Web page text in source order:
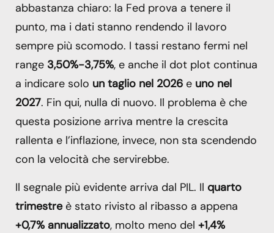
abbastanza chiaro: la Fed prova a tenere il
punto, ma i dati stanno rendendo il lavoro
sempre più scomodo. I tassi restano fermi nel
range 3,50%-3,75%, e anche il dot plot continua
a indicare solo un taglio nel 2026 e uno nel
2027. Fin qui, nulla di nuovo. Il problema è che
questa posizione arriva mentre la crescita
rallenta e l’inflazione, invece, non sta scendendo
con la velocità che servirebbe.
Il segnale più evidente arriva dal PIL. Il quarto
trimestreè stato rivisto al ribasso a appena
+0,7% annualizzato, molto meno del +1,4%